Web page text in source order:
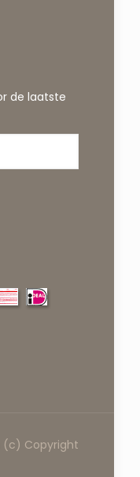
de laatste
(c) Copyright